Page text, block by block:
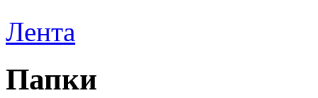
Лента
Папки